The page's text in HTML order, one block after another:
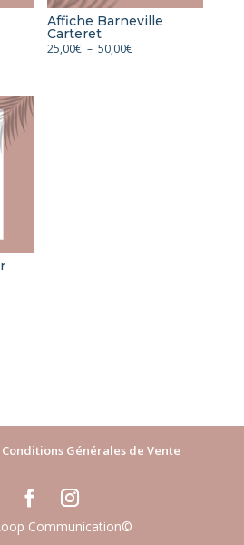
Affiche Barneville
Carteret
25,00€ – 50,00€Plage
Conditions Générales de Vente
Communication©